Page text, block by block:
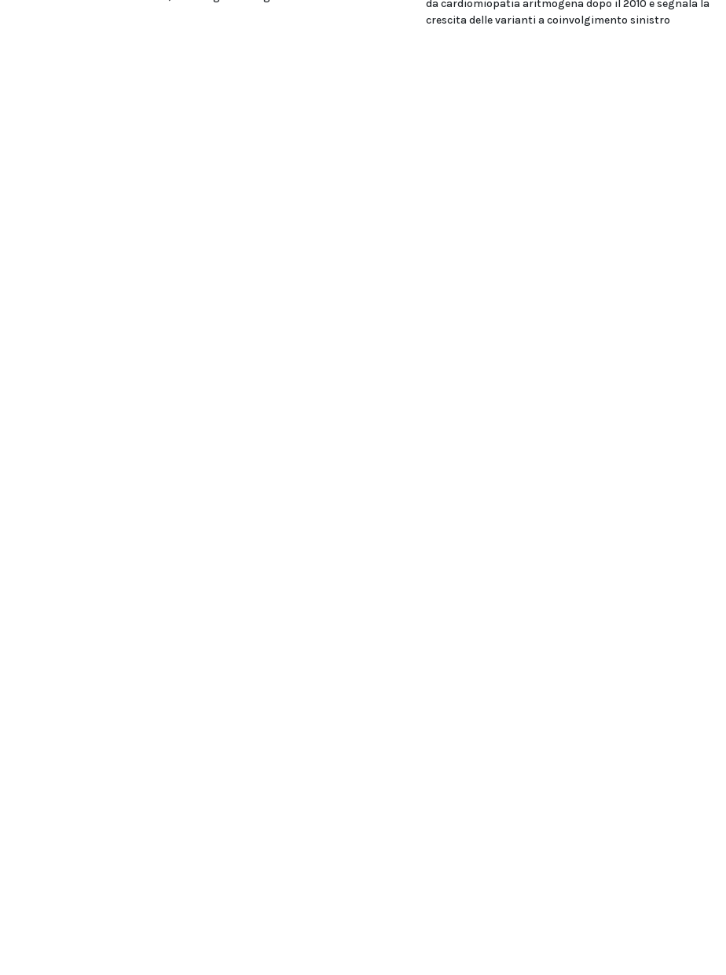
da cardiomiopatia aritmogena dopo il 2010 e segnala la
crescita delle varianti a coinvolgimento sinistro